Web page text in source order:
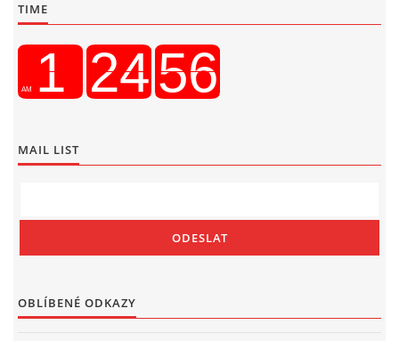
TIME
MAIL LIST
OBLÍBENÉ ODKAZY